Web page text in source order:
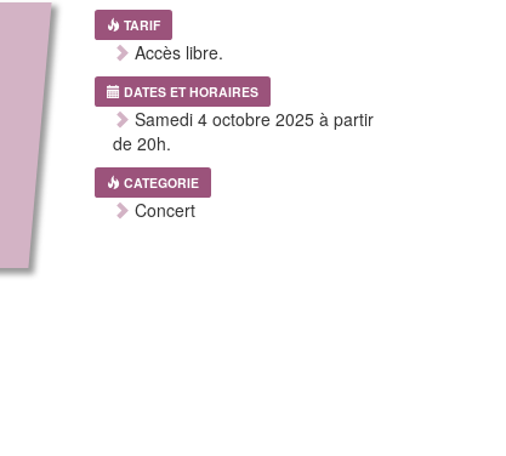
TARIF
Accès libre.
DATES ET HORAIRES
Samedi 4 octobre 2025 à partir
de 20h.
CATEGORIE
Concert